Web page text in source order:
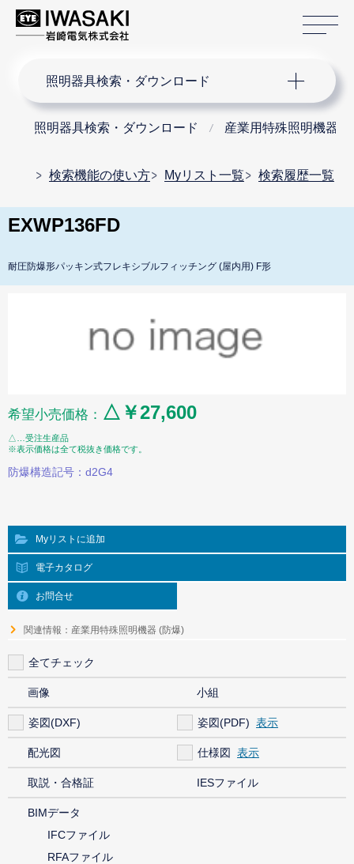
照明器具検索・ダウンロード
照明器具検索・ダウンロード 産業用特殊照明機器
検索機能の使い方 Myリスト一覧 検索履歴一覧
EXWP136FD
耐圧防爆形パッキン式フレキシブルフィッチング (屋内用) F形
希望小売価格： △￥27,600
△…受注生産品
※表示価格は全て税抜き価格です。
防爆構造記号：d2G4
Myリストに追加
電子カタログ
お問合せ
関連情報：産業用特殊照明機器 (防爆)
全てチェック
画像 小組
姿図(DXF) 姿図(PDF)
配光図 仕様図
取説・合格証 IESファイル
BIMデータ
IFCファイル
RFAファイル